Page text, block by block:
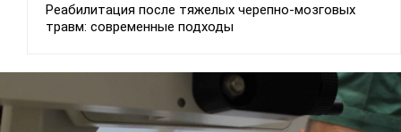
Реабилитация после тяжелых черепно-мозговых
травм: современные подходы